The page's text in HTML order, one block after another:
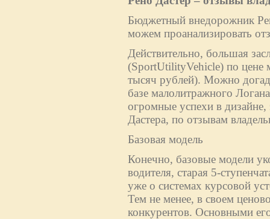
Бюджетный внедорожник
можем проанализировать
Действительно, большая
(SportUtilityVehicle) по цене
тысяч рублей). Можно
базе малолитражного
огромные успехи в
Дастера, по отзывам
Базовая модель
Конечно, базовые модели
водителя, старая 5-
уже о системах курсовой
Тем не менее, в своем
конкурентов. Основными